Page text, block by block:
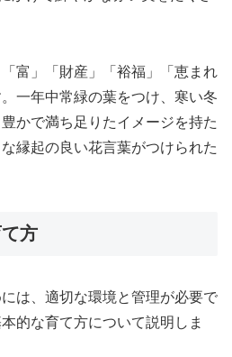
富」「財産」「裕福」「恵まれ
一年中常緑の葉をつけ、寒い冬
かで満ち足りたイメージを持た
縁起の良い花言葉がつけられた
方
は、適切な環境と管理が必要で
的な育て方について説明しま